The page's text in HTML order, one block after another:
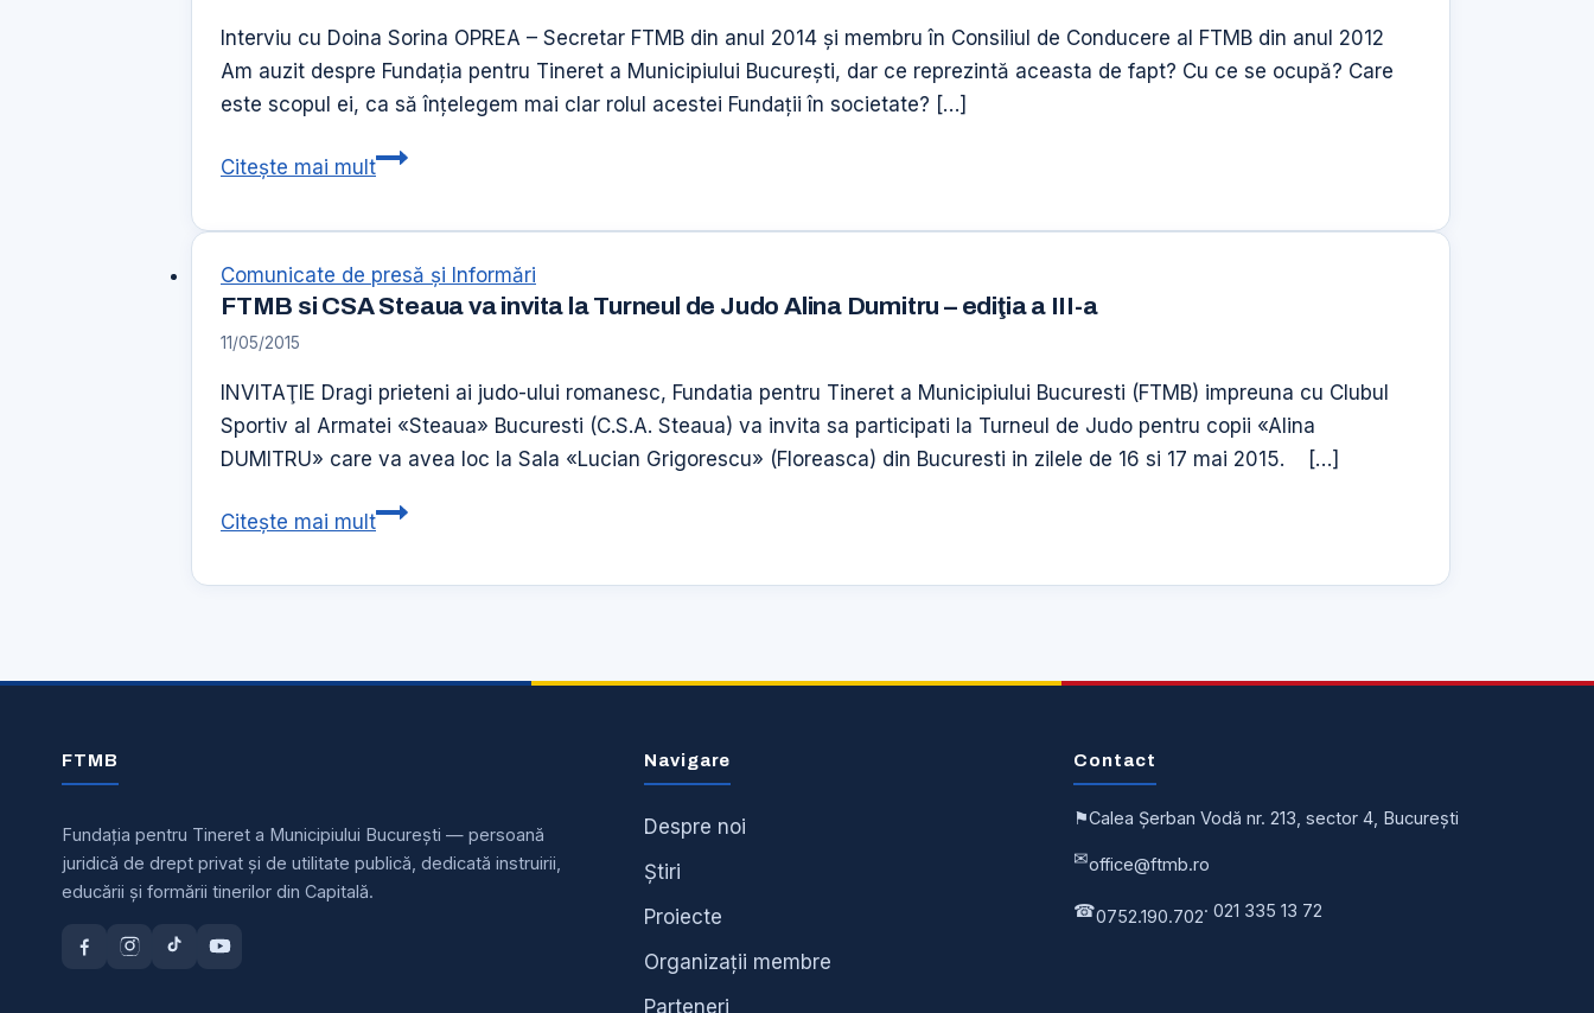
editia
a
II-
Interviu cu Doina Sorina OPREA – Secretar FTMB din anul 2014 şi membru în Consiliul de Conducere al FTMB din anul 2012
Am auzit despre Fundaţia pentru Tineret a Municipiului Bucureşti, dar ce reprezintă aceasta de fapt? Cu ce se ocupă? Care
este scopul ei, ca să înţelegem mai clar rolul acestei Fundaţii în societate? […]
Citește mai multFTMB
programe
pentru
în
parteneriat
cu
ONG-
Comunicate de presă şi Informări
FTMB si CSA Steaua va invita la Turneul de Judo Alina Dumitru – ediţia a III-a
11/05/2015
INVITAŢIE Dragi prieteni ai judo-ului romanesc, Fundatia pentru Tineret a Municipiului Bucuresti (FTMB) impreuna cu Clubul
Sportiv al Armatei «Steaua» Bucuresti (C.S.A. Steaua) va invita sa participati la Turneul de Judo pentru copii «Alina
DUMITRU» care va avea loc la Sala «Lucian Grigorescu» (Floreasca) din Bucuresti in zilele de 16 si 17 mai 2015. […]
Citește mai multFTMB
invita
Alina
Dumitru
FTMB
Fundația pentru Tineret a Municipiului București — persoană
juridică de drept privat și de utilitate publică, dedicată instruirii,
educării și formării tinerilor din Capitală.
Navigare
Despre noi
Știri
Proiecte
Organizații membre
Parteneri
Contact
⚑Calea Șerban Vodă nr. 213, sector 4, București
✉office@ftmb.ro
☎0752.190.702· 021 335 13 72